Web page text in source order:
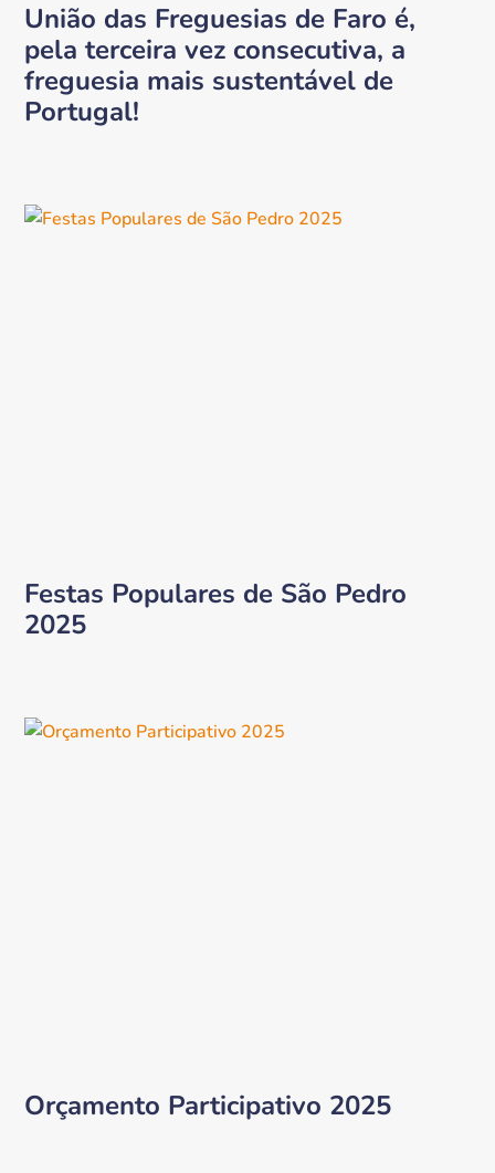
União das Freguesias de Faro é,
pela terceira vez consecutiva, a
freguesia mais sustentável de
Portugal!
Festas Populares de São Pedro
2025
Orçamento Participativo 2025